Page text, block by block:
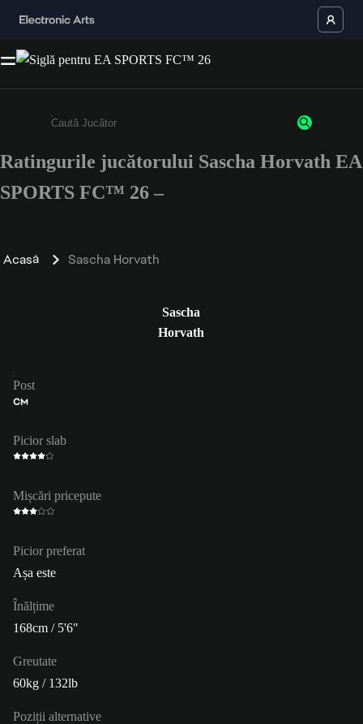
Enter a minimum of 3 characters or numbers
Ratingurile jucătorului Sascha Horvath EA
SPORTS FC™ 26 –
Acasă Sascha Horvath
Sascha
Horvath
Post
CM
Picior slab
Mișcări pricepute
Picior preferat
Așa este
Înălțime
168cm / 5'6"
Greutate
60kg / 132lb
Poziții alternative